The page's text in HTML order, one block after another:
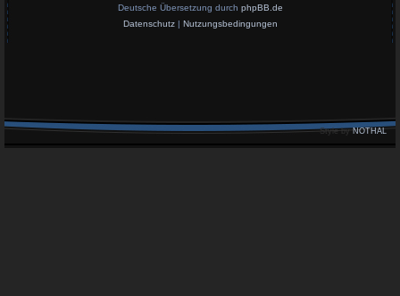
Deutsche Übersetzung durch phpBB.de
Datenschutz| Nutzungsbedingungen
Style byNOTHAL